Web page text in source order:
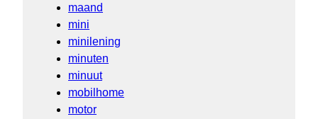
maand
mini
minilening
minuten
minuut
mobilhome
motor